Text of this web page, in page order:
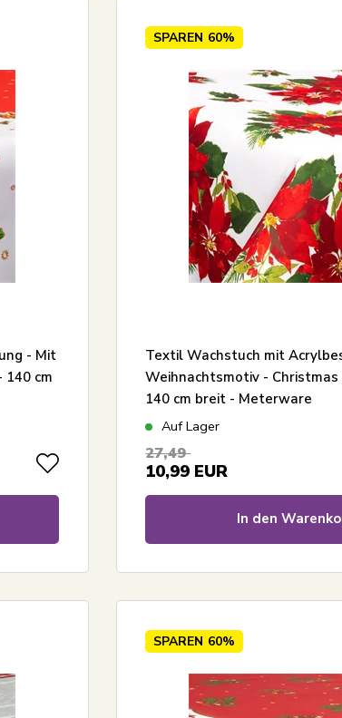
- Mit
cm
SPAREN 60%
Textil Wachstuch mit
Weihnachtsmotiv -
140 cm breit - Meterware
Auf Lager
27,49
10,99 EUR
In den
SPAREN 60%